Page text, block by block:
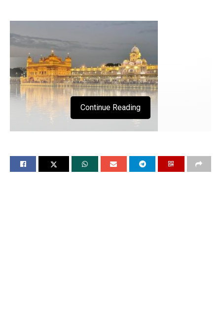
🙏🌹 हुकमनामा श्री हरमंदिर साहिब अमृतसर 🙏🌹
Continue Reading